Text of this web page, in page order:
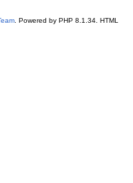
. Powered by PHP 8.1.34. HTML